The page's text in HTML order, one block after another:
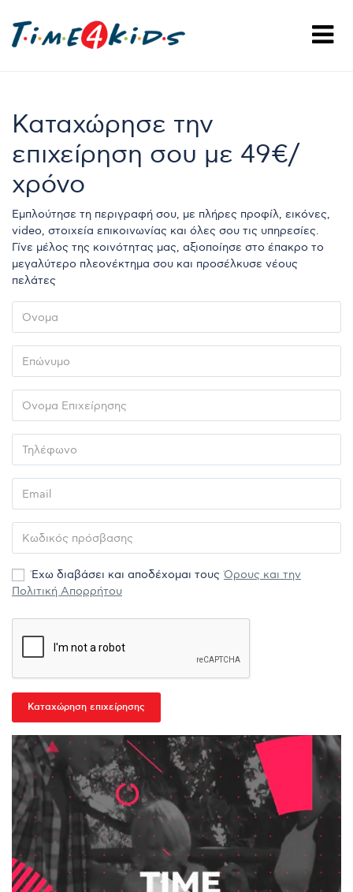
Καταχώρησε την
επιχείρηση σου με 49€/
χρόνο
Εμπλούτησε τη περιγραφή σου, με πλήρες προφίλ, εικόνες,
video, στοιχεία επικοινωνίας και όλες σου τις υπηρεσίες.
Γίνε μέλος της κοινότητας μας, αξιοποίησε στο έπακρο το
μεγαλύτερο πλεονέκτημα σου και προσέλκυσε νέους
πελάτες
Έχω διαβάσει και αποδέχομαι τουςΌρους και την
Πολιτική Απορρήτου
Καταχώρηση επιχείρησης